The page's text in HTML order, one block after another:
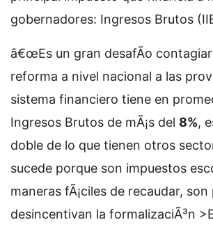
gobernadores: Ingresos Brutos
â€œEs un gran desafÃ­o
reforma a nivel nacional a las
sistema financiero tiene en
Ingresos Brutos de mÃ¡s del 8%,
doble de lo que tienen otros
sucede porque son impuestos
maneras fÃ¡ciles de recaudar, son
desincentivan la formalizaciÃ³n